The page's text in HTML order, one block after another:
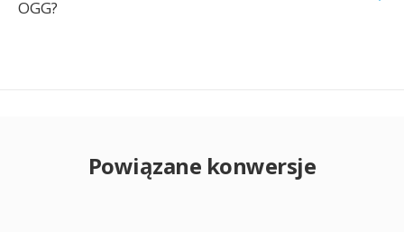
OGG?
Powiązane konwersje